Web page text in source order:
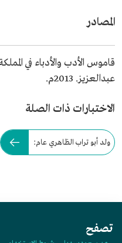
المصادر
قاموس الأدب والأدباء في
عبدالعزيز. 2013م.
الاختبارات ذات الصلة
ولد أبو تراب الظاهري عام:
تصفح